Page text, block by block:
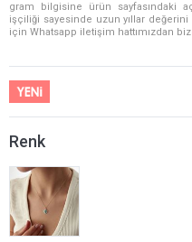
gram bilgisine ürün sayfasındaki
işçiliği sayesinde uzun yıllar
için Whatsapp iletişim hattımızdan
Renk